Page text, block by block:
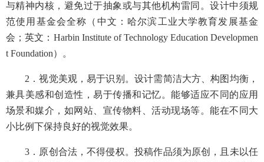
与精神内核，避免过于抽象或与其他机构雷同。设计中须规
范使用基金会全称（中文：哈尔滨工业大学教育发展基金
会；英文：Harbin Institute of Technology Education Developmen
t Foundation）。
2．视觉美观，易于识别。设计需简洁大方、构图均衡，
兼具美感和创造性，易于传播和记忆。能够适应不同的应用
场景和媒介，如网站、宣传物料、活动现场等。能在不同大
小比例下保持良好的视觉效果。
3．原创合法，不得侵权。投稿作品须为原创，且未以任